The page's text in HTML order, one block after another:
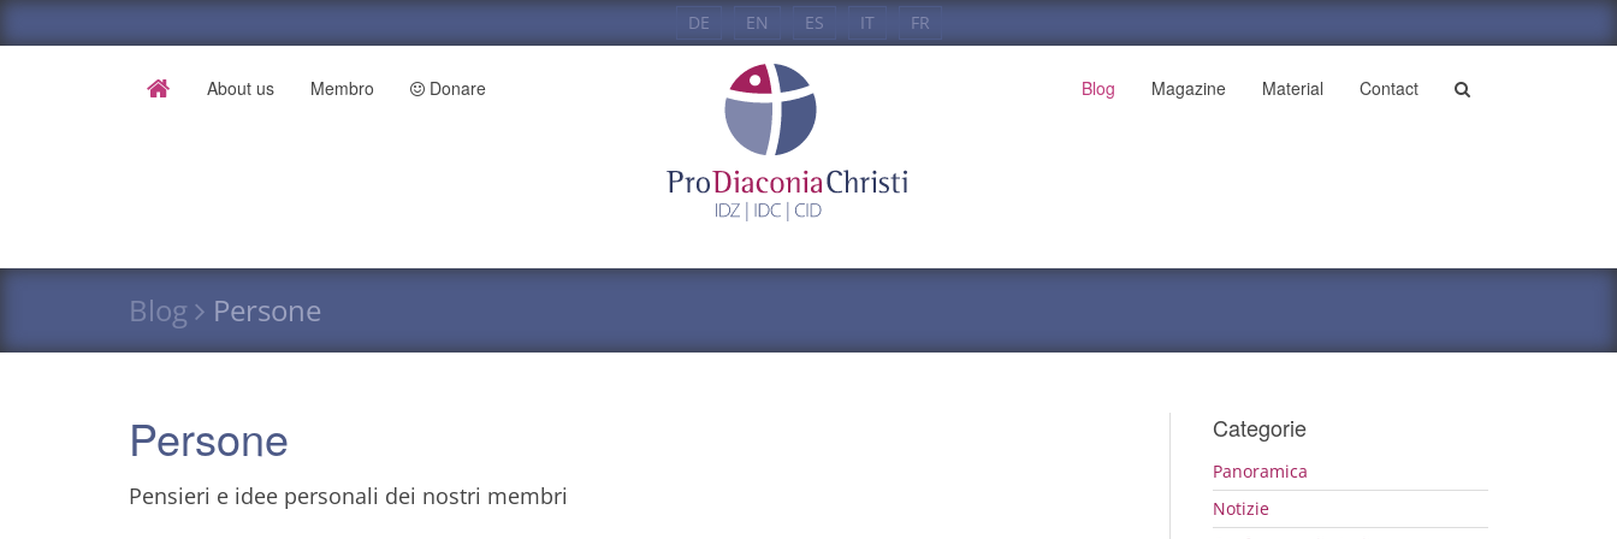
DE EN ES IT FR
About us Membro Donare Blog Magazine Material Contact
Blog Persone
Persone
Pensieri e idee personali dei nostri membri
Categorie
Panoramica
Notizie